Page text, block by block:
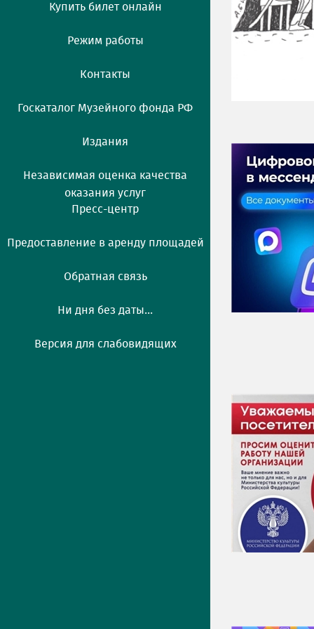
Купить билет онлайн
Режим работы
Контакты
Госкаталог Музейного фонда РФ
Издания
Независимая оценка качества
оказания услуг
Пресс-центр
Предоставление в аренду площадей
Обратная связь
Ни дня без даты...
Версия для слабовидящих